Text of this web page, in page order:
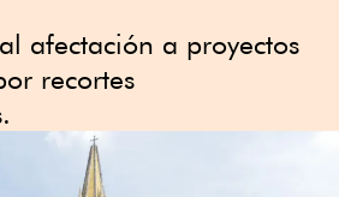
afectación a proyectos
recortes